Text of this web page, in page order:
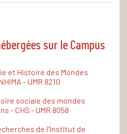
sur le Campus
et Histoire des Mondes
- UMR 8210
sociale des mondes
- CHS - UMR 8058
de l'Institut de